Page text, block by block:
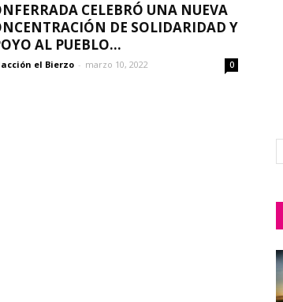
CELEBRÓ UNA NUEVA
DE SOLIDARIDAD Y
AL PUEBLO...
el Bierzo - marzo 10, 2022 0